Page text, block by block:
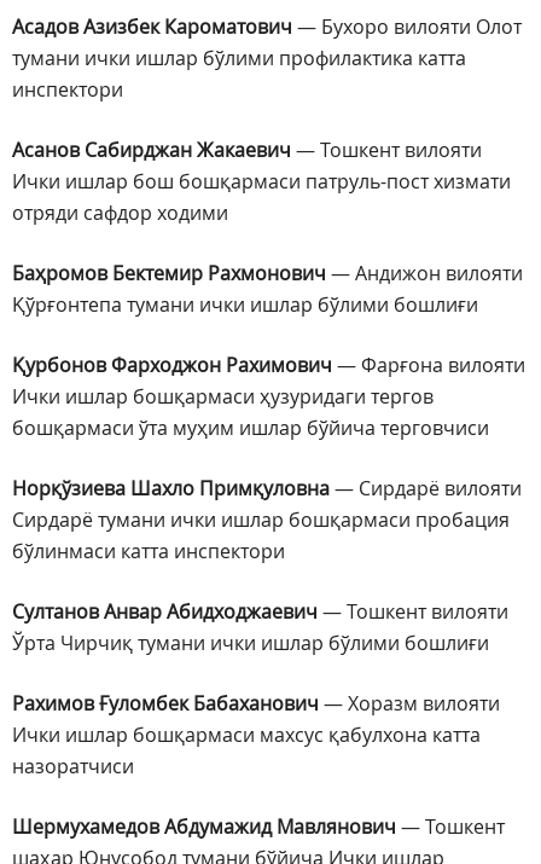
Асадов Азизбек Кароматович — Бухоро вилояти Олот
тумани ички ишлар бўлими профилактика катта
инспектори
Асанов Сабирджан Жакаевич — Тошкент вилояти
Ички ишлар бош бошқармаси патруль-пост хизмати
отряди сафдор ходими
Баҳромов Бектемир Рахмонович — Андижон вилояти
Қўрғонтепа тумани ички ишлар бўлими бошлиғи
Қурбонов Фарходжон Рахимович — Фарғона вилояти
Ички ишлар бошқармаси ҳузуридаги тергов
бошқармаси ўта муҳим ишлар бўйича терговчиси
Норқўзиева Шахло Примқуловна— Сирдарё вилояти
Сирдарё тумани ички ишлар бошқармаси пробация
бўлинмаси катта инспектори
Султанов Анвар Абидходжаевич — Тошкент вилояти
Ўрта Чирчиқ тумани ички ишлар бўлими бошлиғи
Рахимов Ғуломбек Бабаханович — Хоразм вилояти
Ички ишлар бошқармаси махсус қабулхона катта
назоратчиси
Шермухамедов Абдумажид Мавлянович — Тошкент
шаҳар Юнусобод тумани бўйича Ички ишлар